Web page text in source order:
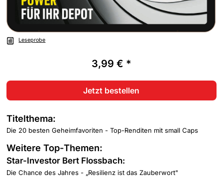
Leseprobe
3,99 € *
Jetzt bestellen
Titelthema:
Die 20 besten Geheimfavoriten - Top-Renditen mit small Caps
Weitere Top-Themen:
Star-Investor Bert Flossbach:
Die Chance des Jahres - „Resilienz ist das Zauberwort"